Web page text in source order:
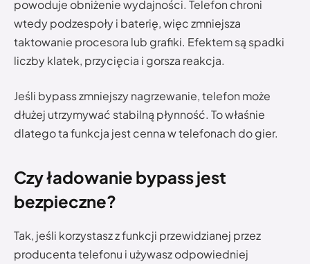
powoduje obniżenie wydajności. Telefon chroni
wtedy podzespoły i baterię, więc zmniejsza
taktowanie procesora lub grafiki. Efektem są spadki
liczby klatek, przycięcia i gorsza reakcja.
Jeśli bypass zmniejszy nagrzewanie, telefon może
dłużej utrzymywać stabilną płynność. To właśnie
dlatego ta funkcja jest cenna w telefonach do gier.
Czy ładowanie bypass jest
bezpieczne?
Tak, jeśli korzystasz z funkcji przewidzianej przez
producenta telefonu i używasz odpowiedniej